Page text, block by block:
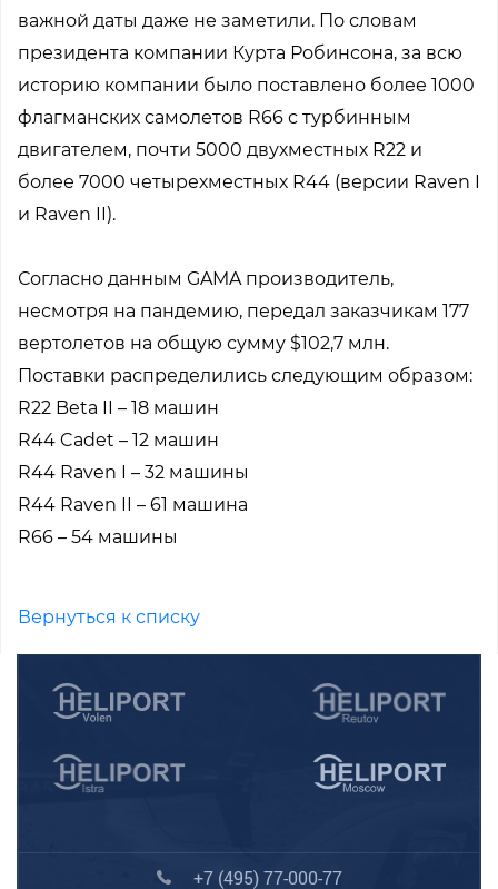
важной даты даже не заметили. По словам
президента компании Курта Робинсона, за всю
историю компании было поставлено более 1000
флагманских самолетов R66 с турбинным
двигателем, почти 5000 двухместных R22 и
более 7000 четырехместных R44 (версии Raven I
и Raven II).
Согласно данным GAMA производитель,
несмотря на пандемию, передал заказчикам 177
вертолетов на общую сумму $102,7 млн.
Поставки распределились следующим образом:
R22 Beta II – 18 машин
R44 Cadet – 12 машин
R44 Raven I – 32 машины
R44 Raven II – 61 машина
R66 – 54 машины
Вернуться к списку
+7 (495) 77-000-77